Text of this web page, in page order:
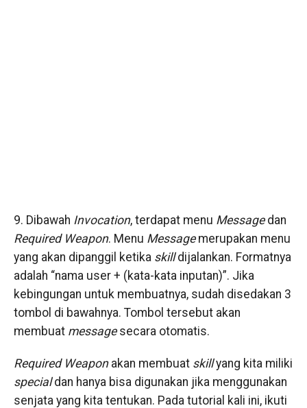
9. Dibawah Invocation, terdapat menu Messagedan
Required Weapon. Menu Messagemerupakan menu
yang akan dipanggil ketika skilldijalankan. Formatnya
adalah “nama user + (kata-kata inputan)”. Jika
kebingungan untuk membuatnya, sudah disedakan 3
tombol di bawahnya. Tombol tersebut akan
membuat messagesecara otomatis.
Required Weaponakan membuat skillyang kita miliki
specialdan hanya bisa digunakan jika menggunakan
senjata yang kita tentukan. Pada tutorial kali ini, ikuti